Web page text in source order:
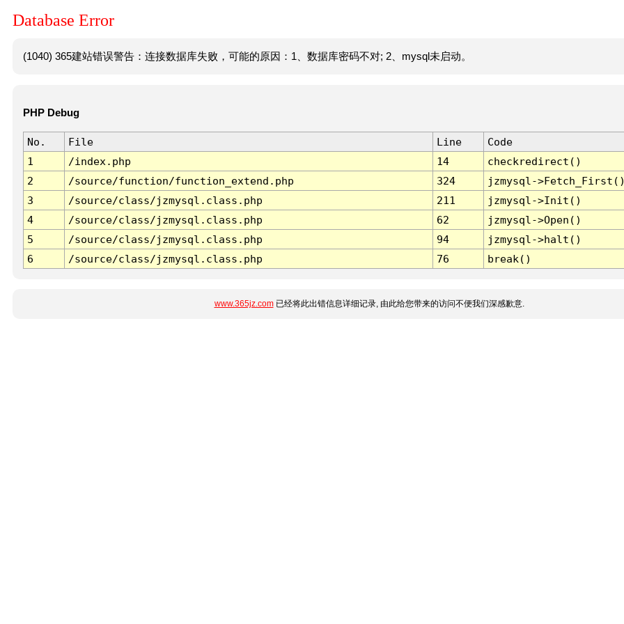
Database Error
(1040) 365建站错误警告：连接数据库失败，可能的原因：1、数据库密码不对; 2、mysql未启动。
PHP Debug
No. File Line
Code
1
/index.php 14
checkredirect()
2
/source/function/function_extend.php 324
jzmysql-
3
/source/class/jzmysql.class.php 211
jzmysql->Init()
4
/source/class/jzmysql.class.php 62
jzmysql->Open()
5
/source/class/jzmysql.class.php 94
jzmysql->halt()
6
/source/class/jzmysql.class.php 76 break()
www.365jz.com已经将此出错信息详细记录, 由此给您带来的访问不便我们深感歉意.